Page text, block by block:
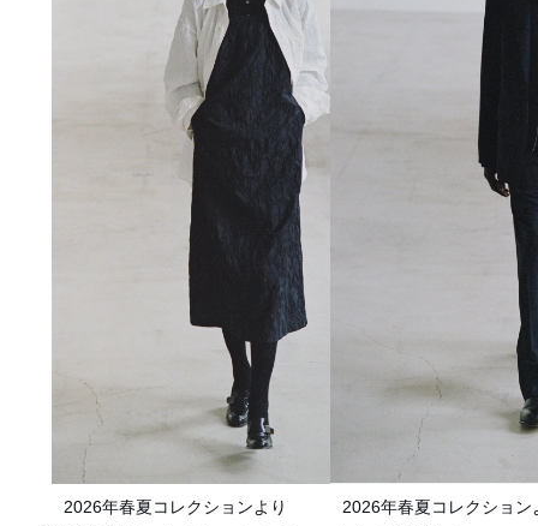
2026年春夏コレクションより 2026年春夏コレクション